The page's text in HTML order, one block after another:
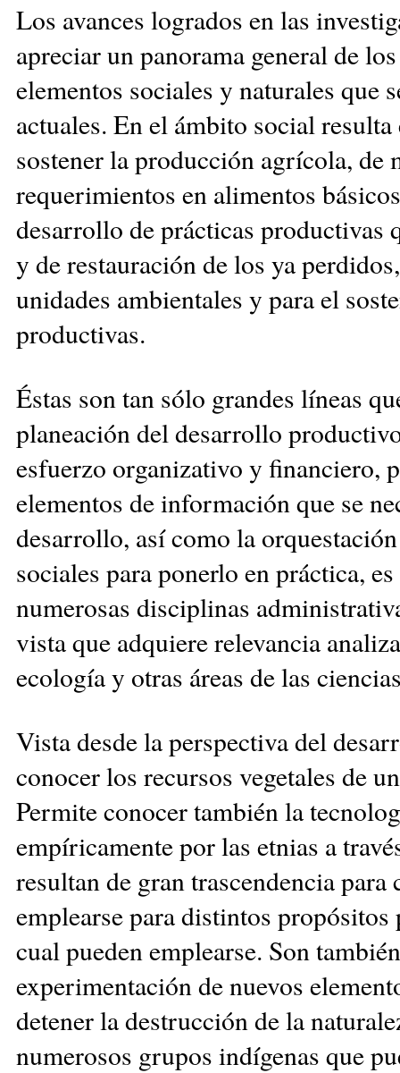
Los avances logrados en las
apreciar un panorama general de
elementos sociales y naturales que
actuales. En el ámbito social
sostener la producción agrícola, de
requerimientos en alimentos
desarrollo de prácticas productivas
y de restauración de los ya
unidades ambientales y para el
productivas.
Éstas son tan sólo grandes líneas
planeación del desarrollo
esfuerzo organizativo y financiero,
elementos de información que se
desarrollo, así como la
sociales para ponerlo en práctica,
numerosas disciplinas
vista que adquiere relevancia
ecología y otras áreas de las
Vista desde la perspectiva del
conocer los recursos vegetales de
Permite conocer también la
empíricamente por las etnias a
resultan de gran trascendencia
emplearse para distintos
cual pueden emplearse. Son
experimentación de nuevos
detener la destrucción de la
numerosos grupos indígenas que